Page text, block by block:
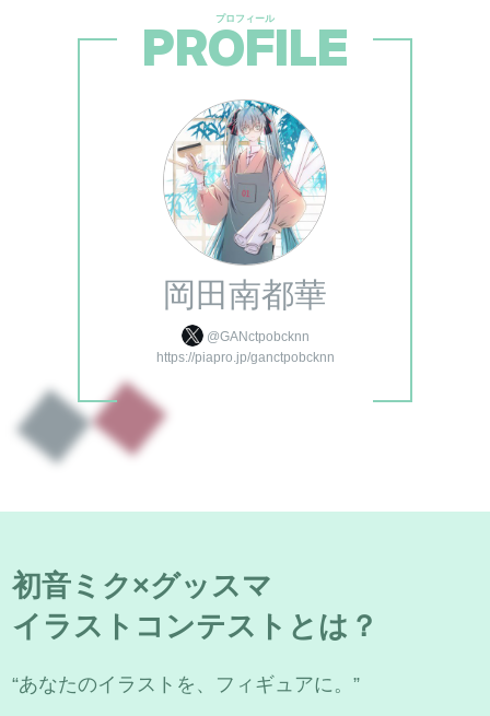
PROFILE
岡田南都華
@GANctpobcknn
https://piapro.jp/ganctpobcknn
初音ミク×グッスマ
イラストコンテストとは？
“あなたのイラストを、フィギュアに。”